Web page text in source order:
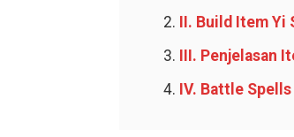
II. Build Item Yi
III. Penjelasan
IV. Battle